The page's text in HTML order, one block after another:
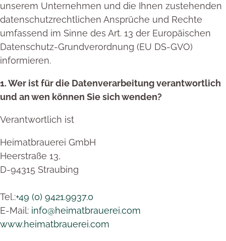
unserem Unternehmen und die Ihnen zustehenden
datenschutzrechtlichen Ansprüche und Rechte
umfassend im Sinne des Art. 13 der Europäischen
Datenschutz-Grundverordnung (EU DS-GVO)
informieren.
1. Wer ist für die Datenverarbeitung verantwortlich
und an wen können Sie sich wenden?
Verantwortlich ist
Heimatbrauerei GmbH
Heerstraße 13,
D-94315 Straubing
Tel.:+49 (0) 9421.9937.0
E-Mail: info@heimatbrauerei.com
www.heimatbrauerei.com